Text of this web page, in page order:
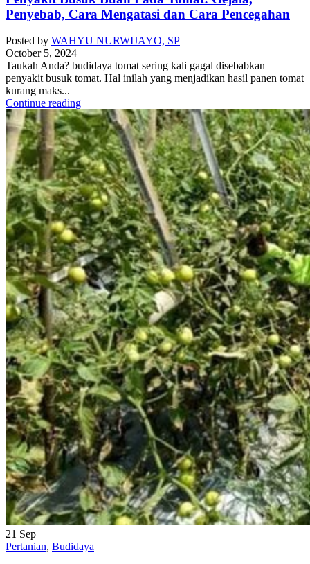
Penyebab, Cara Mengatasi dan Cara Pencegahan
Posted by WAHYU NURWIJAYO, SP
October 5, 2024
Taukah Anda? budidaya tomat sering kali gagal disebabkan
penyakit busuk tomat. Hal inilah yang menjadikan hasil panen tomat
kurang maks...
Continue reading
21 Sep
Pertanian, Budidaya